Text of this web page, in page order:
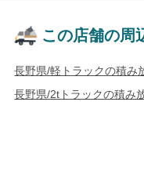
この店舗の周
長野県/軽トラックの積み
長野県/2tトラックの積み